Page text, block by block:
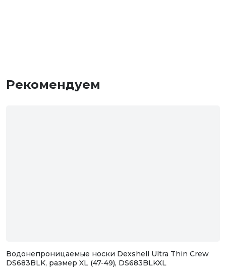
Рекомендуем
Водонепроницаемые носки Dexshell Ultra Thin Crew
DS683BLK, размер XL (47-49), DS683BLKXL